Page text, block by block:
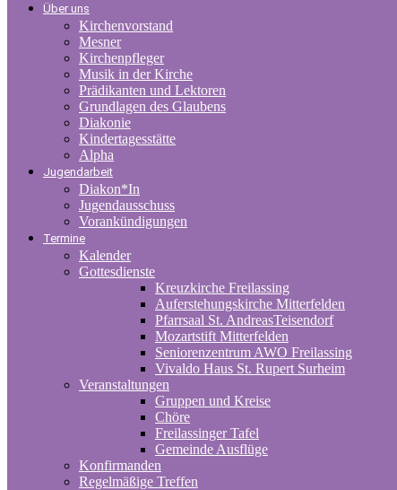
Über uns
Kirchenvorstand
Mesner
Kirchenpfleger
Musik in der Kirche
Prädikanten und Lektoren
Grundlagen des Glaubens
Diakonie
Kindertagesstätte
Alpha
Jugendarbeit
Diakon*In
Jugendausschuss
Vorankündigungen
Termine
Kalender
Gottesdienste
Kreuzkirche Freilassing
Auferstehungskirche Mitterfelden
Pfarrsaal St. AndreasTeisendorf
Mozartstift Mitterfelden
Seniorenzentrum AWO Freilassing
Vivaldo Haus St. Rupert Surheim
Veranstaltungen
Gruppen und Kreise
Chöre
Freilassinger Tafel
Gemeinde Ausflüge
Konfirmanden
Regelmäßige Treffen